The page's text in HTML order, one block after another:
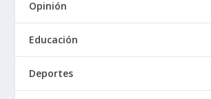
Opinión
Educación
Deportes